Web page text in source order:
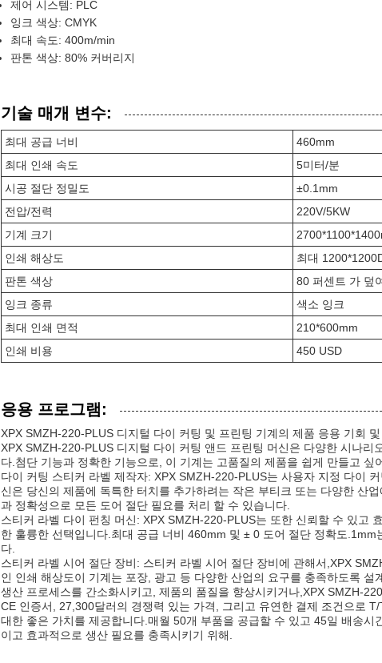
제어 시스템: PLC
잉크 색상: CMYK
최대 속도: 400m/min
판톤 색상: 80% 커버리지
기술 매개 변수:
최대 공급 너비
460mm
최대 인쇄 속도
5미터/분
시공 절단 정밀도
±0.1mm
전압/전력
220V/5KW
기계 크기
인쇄 해상도
최대
판톤 색상
80 퍼센트 가 덮
잉크 종류
색소 잉크
최대 인쇄 면적
210*600mm
인쇄 비용
450 USD
응용 프로그램:
XPX SMZH-220-PLUS 디지털 다이 커팅 및 프린팅 기계의 제품 응용 기회
XPX SMZH-220-PLUS 디지털 다이 커팅 앤드 프린팅 머신은 다양한 시나
다.첨단 기능과 정확한 기능으로, 이 기계는 고품질의 제품을 쉽게 만들고 싶
다이 커팅 스티커 라벨 제작자: XPX SMZH-220-PLUS는 사용자 지정 다이
신은 당신의 제품에 독특한 터치를 추가하려는 작은 부티크 또는 다양한 산
과 정확성으로 모든 도어 절단 필요를 처리 할 수 있습니다.
스티커 라벨 다이 펀칭 머신: XPX SMZH-220-PLUS는 또한 신뢰할 수 있고
한 훌륭한 선택입니다.최대 공급 너비 460mm 및 ± 0 도어 절단 정확도
다.
스티커 라벨 시어 절단 장비: 스티커 라벨 시어 절단 장비에 관해서,XPX
인 인쇄 해상도이 기계는 포장, 광고 등 다양한 산업의 요구를 충족하도록 설
생산 프로세스를 간소화시키고, 제품의 품질을 향상시키거나,XPX SMZH-
CE 인증서, 27,300달러의 경쟁력 있는 가격, 그리고 유연한 결제 조건으로
대한 좋은 가치를 제공합니다.매월 50개 부품을 공급할 수 있고 45일 배송
이고 효과적으로 생산 필요를 충족시키기 위해.